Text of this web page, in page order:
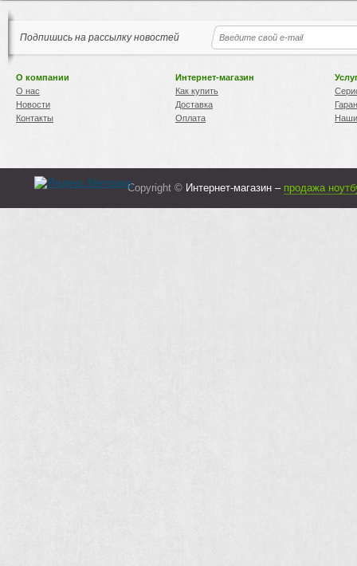
Подпишись на рассылку новостей
О компании
О нас
Новости
Контакты
Интернет-магазин
Как купить
Доставка
Оплата
Copyright © Интернет-магазин – продажа